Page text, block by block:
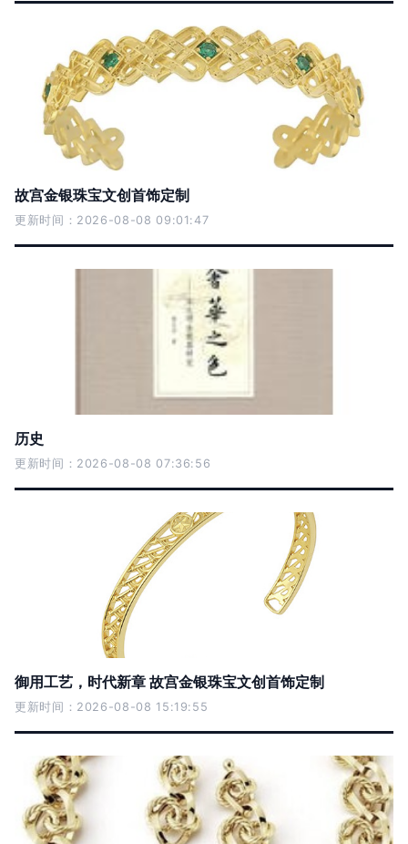
故宫金银珠宝文创首饰定制
更新时间：2026-08-08 09:01:47
历史
更新时间：2026-08-08 07:36:56
御用工艺，时代新章 故宫金银珠宝文创首饰定制
更新时间：2026-08-08 15:19:55